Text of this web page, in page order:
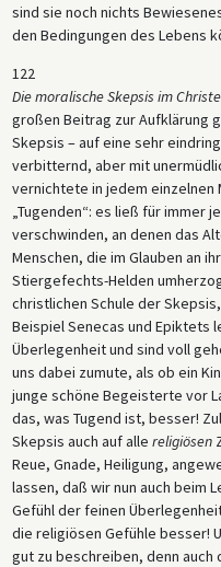
sind sie noch nichts
den Bedingungen des Lebens
122
Die moralische Skepsis im
großen Beitrag zur Aufklärung
Skepsis – auf eine sehr
verbitternd, aber mit
vernichtete in jedem einzelnen
„Tugenden“: es ließ für immer
verschwinden, an denen das
Menschen, die im Glauben an
Stiergefechts-Helden
christlichen Schule der
Beispiel Senecas und Epiktets
Überlegenheit und sind voll
uns dabei zumute, als ob ein
junge schöne Begeisterte vor
das, was Tugend ist, besser!
Skepsis auch auf alle religiösen
Reue, Gnade, Heiligung,
lassen, daß wir nun auch beim
Gefühl der feinen
die religiösen Gefühle besser!
gut zu beschreiben, denn auch